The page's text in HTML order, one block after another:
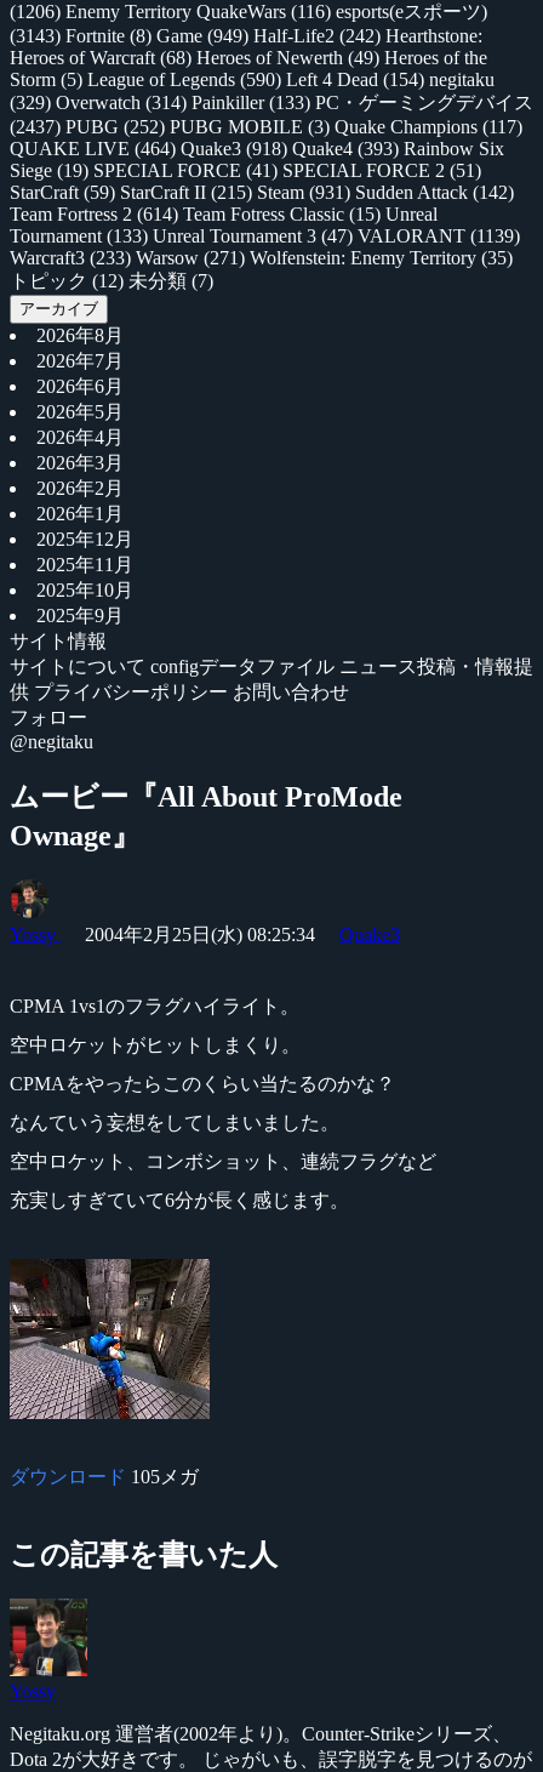
(1206) Enemy Territory QuakeWars (116) esports(eスポーツ)
(3143) Fortnite (8) Game (949) Half-Life2 (242) Hearthstone:
Heroes of Warcraft (68) Heroes of Newerth (49) Heroes of the
Storm (5) League of Legends (590) Left 4 Dead (154) negitaku
(329) Overwatch (314) Painkiller(133) PC・ゲーミングデバイス
(2437) PUBG (252) PUBG MOBILE (3) Quake Champions (117)
QUAKE LIVE (464) Quake3 (918) Quake4 (393) Rainbow Six
Siege (19) SPECIAL FORCE (41) SPECIAL FORCE 2 (51)
StarCraft (59) StarCraft II (215) Steam (931) Sudden Attack (142)
Team Fortress 2 (614) Team Fotress Classic (15) Unreal
Tournament (133) Unreal Tournament 3 (47) VALORANT (1139)
Warcraft3 (233) Warsow (271) Wolfenstein: Enemy Territory (35)
トピック (12) 未分類 (7)
アーカイブ
2026年8月
2026年7月
2026年6月
2026年5月
2026年4月
2026年3月
2026年2月
2026年1月
2025年12月
2025年11月
2025年10月
2025年9月
サイト情報
サイトについて configデータファイル ニュース投稿・情報提
供 プライバシーポリシー お問い合わせ
フォロー
@negitaku
ムービー『All About ProMode
Ownage』
Yossy 2004年2月25日(水) 08:25:34 Quake3
CPMA 1vs1のフラグハイライト。
空中ロケットがヒットしまくり。
CPMAをやったらこのくらい当たるのかな？
なんていう妄想をしてしまいました。
空中ロケット、コンボショット、連続フラグなど
充実しすぎていて6分が長く感じます。
ダウンロード 105メガ
この記事を書いた人
Yossy
Negitaku.org 運営者(2002年より)。Counter-Strikeシリーズ、
Dota 2が大好きです。 じゃがいも、誤字脱字を見つけるのが